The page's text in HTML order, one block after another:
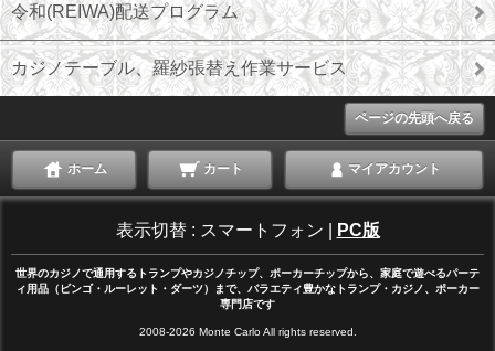
令和(REIWA)配送プログラム
カジノテーブル、羅紗張替え作業サービス
ページの先頭へ戻る
ホーム カート マイアカウント
表示切替 : スマートフォン PC版
世界のカジノで通用するトランプやカジノチップ、ポーカーチップから、家庭で遊べるパーテ
ィ用品（ビンゴ・ルーレット・ダーツ）まで、バラエティ豊かなトランプ・カジノ、ポーカー
専門店です
2008-2026 Monte Carlo All rights reserved.